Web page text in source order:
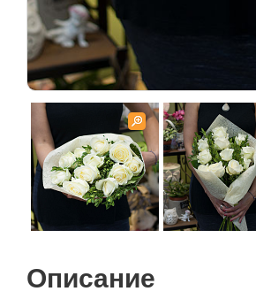
Описание